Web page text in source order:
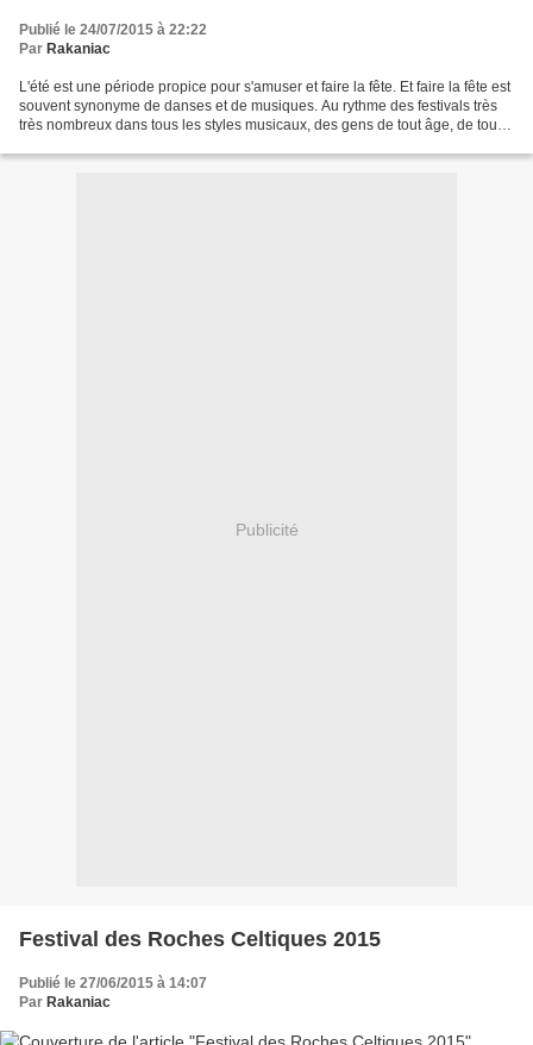
Publié le 24/07/2015 à 22:22
Par Rakaniac
L'été est une période propice pour s'amuser et faire la fête. Et faire la fête est
souvent synonyme de danses et de musiques. Au rythme des festivals très
très nombreux dans tous les styles musicaux, des gens de tout âge, de toute
Publicité
Festival des Roches Celtiques 2015
Publié le 27/06/2015 à 14:07
Par Rakaniac